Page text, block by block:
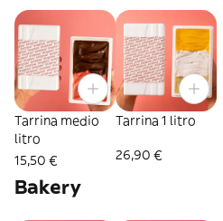
Tarrina medio
litro
15,50 €
Tarrina 1 litro
26,90 €
Bakery